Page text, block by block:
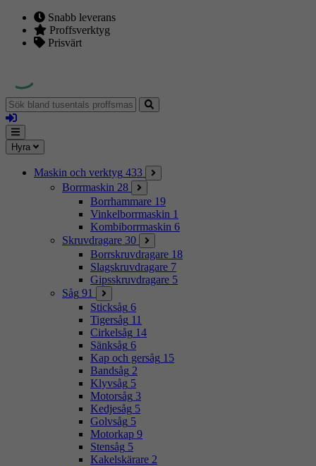
Snabb leverans
Proffsverktyg
Prisvärt
Sök
bland
tusentals
proffsmaskiner
Logga
in
Mina
sidor
Meny
Hyra
Maskin och verktyg 433
Borrmaskin 28
Borrhammare 19
Vinkelborrmaskin 1
Kombiborrmaskin 6
Skruvdragare 30
Borrskruvdragare 18
Slagskruvdragare 7
Gipsskruvdragare 5
Såg 91
Sticksåg 6
Tigersåg 11
Cirkelsåg 14
Sänksåg 6
Kap och gersåg 15
Bandsåg 2
Klyvsåg 5
Motorsåg 3
Kedjesåg 5
Golvsåg 5
Motorkap 9
Stensåg 5
Kakelskärare 2